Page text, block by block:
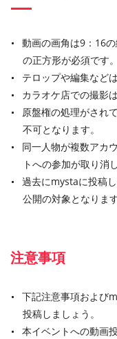
動画の画角は9：16
の正方形が必須です。
テロップや編集など
カラオケ店での撮影
原盤権の処理がされ
不可となります。
同一人物が複数アカ
トへの参加が取り消
過去にmystaに投稿
公開の対象となります
注意事項
下記注意事項および
投稿しましょう。
本イベントへの動画